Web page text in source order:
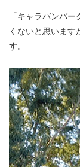
「キャラバンパ
くないと思いま
す。